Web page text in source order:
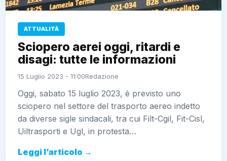
ATTUALITÀ
Sciopero aerei oggi, ritardi e
disagi: tutte le informazioni
15 Luglio 2023 - 11:00Redazione
Oggi, sabato 15 luglio 2023, è previsto uno
sciopero nel settore del trasporto aereo indetto
da diverse sigle sindacali, tra cui Filt-Cgil, Fit-Cisl,
Uiltrasporti e Ugl, in protesta…
Leggi l’articolo →